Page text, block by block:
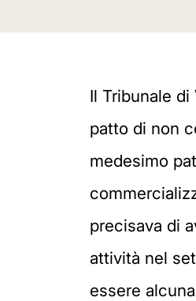
Il Tribunale
patto di non
medesimo
precisava di
attività nel
essere